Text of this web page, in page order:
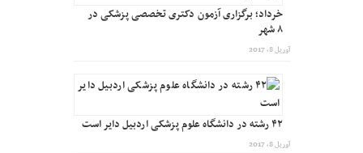
خرداد؛ برگزاری آزمون دکتری تخصصی پزشکی در
۸ شهر
آوریل 8, 2017
۴۲ رشته در دانشگاه علوم پزشکی اردبیل دایر است
آوریل 8, 2017